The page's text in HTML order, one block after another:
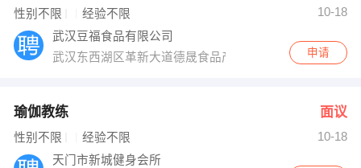
性别不限 经验不限
10-18
武汉豆福食品有限公司
武汉东西湖区革新大道德晟食品产业园
申请
瑜伽教练 面议
性别不限 经验不限
10-18
天门市新城健身会所